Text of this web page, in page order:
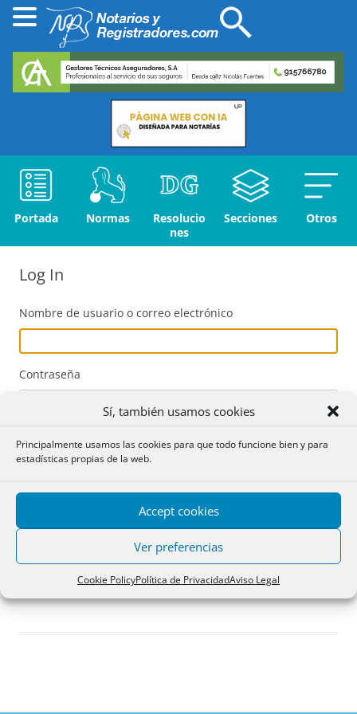
Sí, también usamos cookies
Principalmente usamos las cookies para que todo funcione bien y para
estadísticas propias de la web.
Accept cookies
Ver preferencias
Cookie PolicyPolítica de PrivacidadAviso Legal
Portada Normas
Resolucio
nes
Secciones Otros
Log In
Nombre de usuario o correo electrónico
Contraseña
Acceder
Registro
¿Has olvidado tu contraseña?